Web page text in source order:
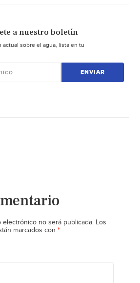
a nuestro boletín
actual sobre el agua, lista en tu
ENVIAR
no será publicada. Los
marcados con *